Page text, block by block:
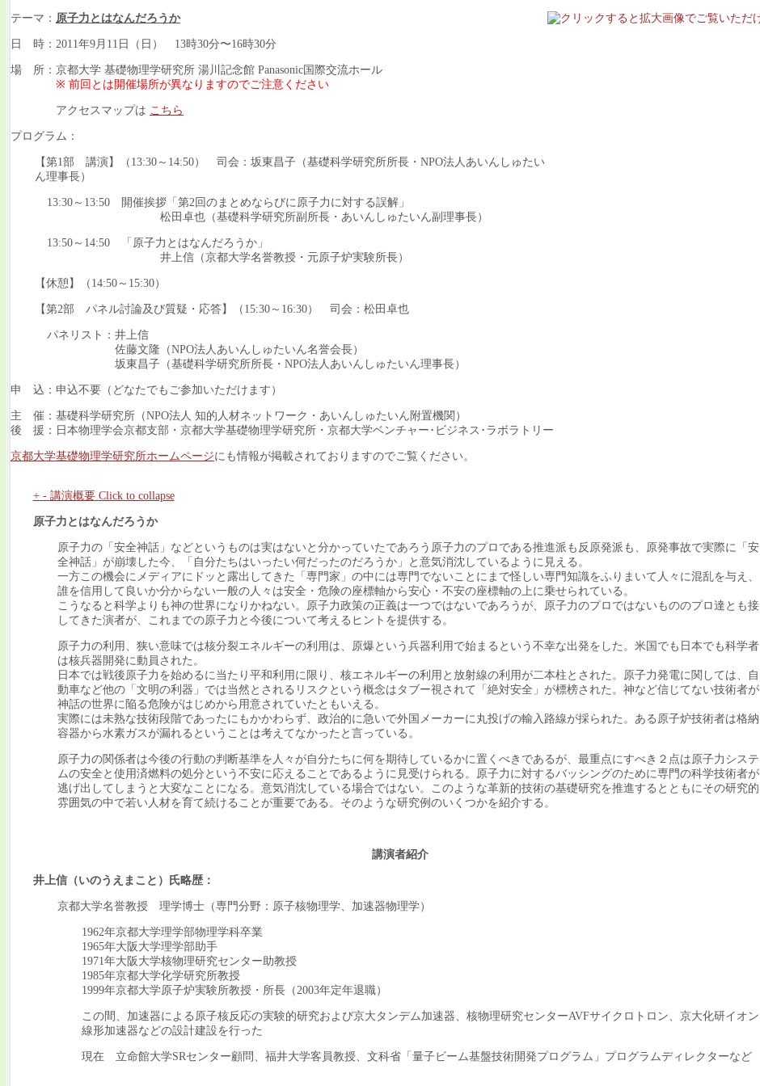
テーマ： 原子力とはなんだろうか
日 時：2011年9月11日（日） 13時30分〜16時30分
場 所：京都大学 基礎物理学研究所 湯川記念館 Panasonic国際交流ホール
※ 前回とは開催場所が異なりますのでご注意ください
アクセスマップは こちら
プログラム：
【第1部 講演】（13:30～14:50） 司会：坂東昌子（基礎科学研究所所長・NPO法人あいんしゅたい
ん理事長）
13:30～13:50 開催挨拶「第2回のまとめならびに原子力に対する誤解」
松田卓也（基礎科学研究所副所長・あいんしゅたいん副理事長）
13:50～14:50 「原子力とはなんだろうか」
井上信（京都大学名誉教授・元原子炉実験所長）
【休憩】（14:50～15:30）
【第2部 パネル討論及び質疑・応答】（15:30～16:30） 司会：松田卓也
パネリスト：井上信
佐藤文隆（NPO法人あいんしゅたいん名誉会長）
坂東昌子（基礎科学研究所所長・NPO法人あいんしゅたいん理事長）
申 込：申込不要（どなたでもご参加いただけます）
主 催：基礎科学研究所（NPO法人 知的人材ネットワーク・あいんしゅたいん附置機関）
後 援：日本物理学会京都支部・京都大学基礎物理学研究所・京都大学ベンチャー･ビジネス･ラボラトリー
京都大学基礎物理学研究所ホームページにも情報が掲載されておりますのでご覧ください。
+ - 講演概要 Click to collapse
原子力とはなんだろうか
原子力の「安全神話」などというものは実はないと分かっていたであろう原子力のプロである推進派も反原発派も、原発事故で実際に「安
全神話」が崩壊した今、「自分たちはいったい何だったのだろうか」と意気消沈しているように見える。
一方この機会にメディアにドッと露出してきた「専門家」の中には専門でないことにまで怪しい専門知識をふりまいて人々に混乱を与え、
誰を信用して良いか分からない一般の人々は安全・危険の座標軸から安心・不安の座標軸の上に乗せられている。
こうなると科学よりも神の世界になりかねない。原子力政策の正義は一つではないであろうが、原子力のプロではないもののプロ達とも接
してきた演者が、これまでの原子力と今後について考えるヒントを提供する。
原子力の利用、狭い意味では核分裂エネルギーの利用は、原爆という兵器利用で始まるという不幸な出発をした。米国でも日本でも科学者
は核兵器開発に動員された。
日本では戦後原子力を始めるに当たり平和利用に限り、核エネルギーの利用と放射線の利用が二本柱とされた。原子力発電に関しては、自
動車など他の「文明の利器」では当然とされるリスクという概念はタブー視されて「絶対安全」が標榜された。神など信じてない技術者が
神話の世界に陥る危険がはじめから用意されていたともいえる。
実際には未熟な技術段階であったにもかかわらず、政治的に急いで外国メーカーに丸投げの輸入路線が採られた。ある原子炉技術者は格納
容器から水素ガスが漏れるということは考えてなかったと言っている。
原子力の関係者は今後の行動の判断基準を人々が自分たちに何を期待しているかに置くべきであるが、最重点にすべき２点は原子力システ
ムの安全と使用済燃料の処分という不安に応えることであるように見受けられる。原子力に対するバッシングのために専門の科学技術者が
逃げ出してしまうと大変なことになる。意気消沈している場合ではない。このような革新的技術の基礎研究を推進するとともにその研究的
雰囲気の中で若い人材を育て続けることが重要である。そのような研究例のいくつかを紹介する。
講演者紹介
井上信（いのうえまこと）氏略歴：
京都大学名誉教授 理学博士（専門分野：原子核物理学、加速器物理学）
1962年京都大学理学部物理学科卒業
1965年大阪大学理学部助手
1971年大阪大学核物理研究センター助教授
1985年京都大学化学研究所教授
1999年京都大学原子炉実験所教授・所長（2003年定年退職）
この間、加速器による原子核反応の実験的研究および京大タンデム加速器、核物理研究センターAVFサイクロトロン、京大化研イオン
線形加速器などの設計建設を行った
現在 立命館大学SRセンター顧問、福井大学客員教授、文科省「量子ビーム基盤技術開発プログラム」プログラムディレクターなど